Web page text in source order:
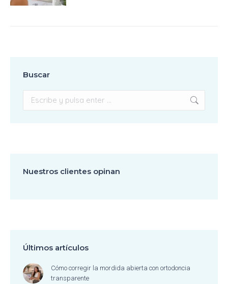
Buscar
Nuestros clientes opinan
Últimos artículos
Cómo corregir la mordida abierta con ortodoncia
transparente